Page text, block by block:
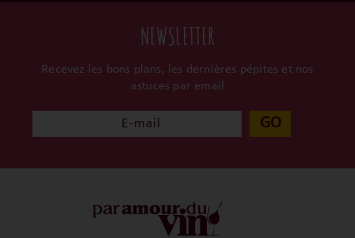
NEWSLETTER
Recevez les bons plans, les dernières pépites et nos
astuces par email
GO